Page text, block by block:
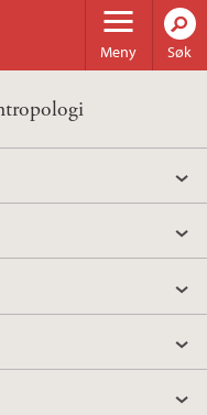
Meny Søk